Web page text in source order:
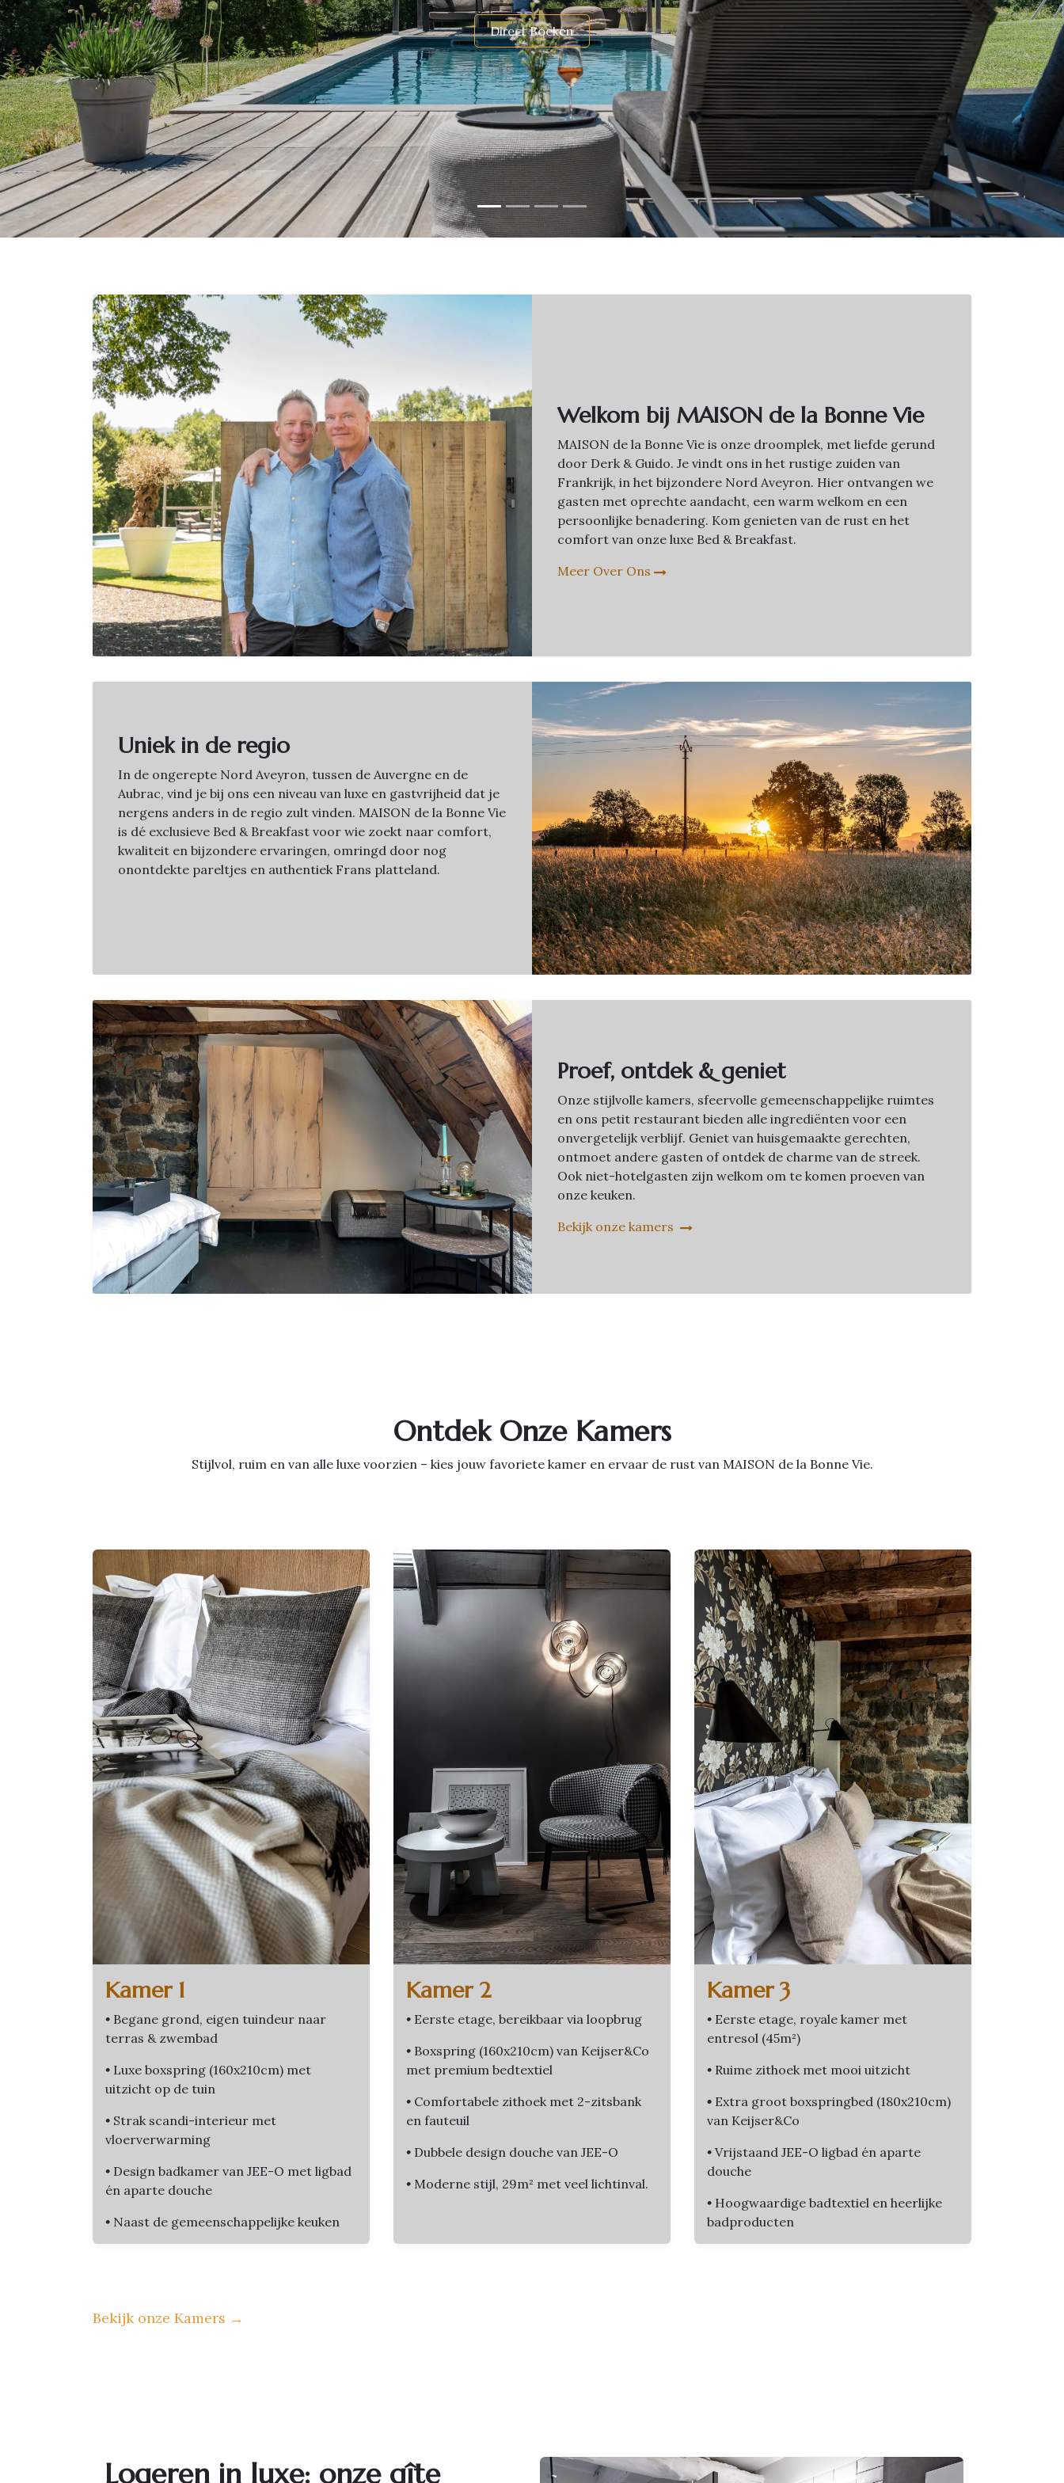
​Direc​t Boeken
Welkom bij MAISON de la Bonne Vie
MAISON de la Bonne Vie is onze droomplek, met liefde gerund
door Derk & Guido. Je vindt ons in het rustige zuiden van
Frankrijk, in het bijzondere Nord Aveyron. Hier ontvangen we
gasten met oprechte aandacht, een warm welkom en een
persoonlijke benadering. Kom genieten van de rust en het
comfort van onze luxe Bed & Breakfast.
Meer Over Ons
Uniek in de regio
In de ongerepte Nord Aveyron, tussen de Auvergne en de
Aubrac, vind je bij ons een niveau van luxe en gastvrijheid dat je
nergens anders in de regio zult vinden. MAISON de la Bonne Vie
is dé exclusieve Bed & Breakfast voor wie zoekt naar comfort,
kwaliteit en bijzondere ervaringen, omringd door nog
onontdekte pareltjes en authentiek Frans platteland.
Proef, ontdek & geniet
Onze stijlvolle kamers, sfeervolle gemeenschappelijke ruimtes
en ons petit restaurant bieden alle ingrediënten voor een
onvergetelijk verblijf. Geniet van huisgemaakte gerechten,
ontmoet andere gasten of ontdek de charme van de streek.
Ook niet-hotelgasten zijn welkom om te komen proeven van
onze keuken.
Bekijk onze kamers
Ontdek Onze Kamers
Stijlvol, ruim en van alle luxe voorzien – kies jouw favoriete kamer en ervaar de rust van MAISON de la Bonne Vie.
Kamer 1
• Begane grond, eigen tuindeur naar
terras & zwembad
• Luxe boxspring (160x210cm) met
uitzicht op de tuin
• Strak scandi-interieur met
vloerverwarming
• Design badkamer van JEE-O met ligbad
én aparte douche
• Naast de gemeenschappelijke keuken
Kamer 2
• Eerste etage, bereikbaar via loopbrug
• Boxspring (160x210cm) van Keijser&Co
met premium bedtextiel
• Comfortabele zithoek met 2-zitsbank
en fauteuil
• Dubbele design douche van JEE-O
• Moderne stijl, 29m² met veel lichtinval.
Kamer 3
• Eerste etage, royale kamer met
entresol (45m²)
• Ruime zithoek met mooi uitzicht
• Extra groot boxspringbed (180x210cm)
van Keijser&Co
• Vrijstaand JEE-O ligbad én aparte
douche
• Hoogwaardige badtextiel en heerlijke
badproducten
Bekijk onze Kamers →
Logeren in luxe: onze gîte